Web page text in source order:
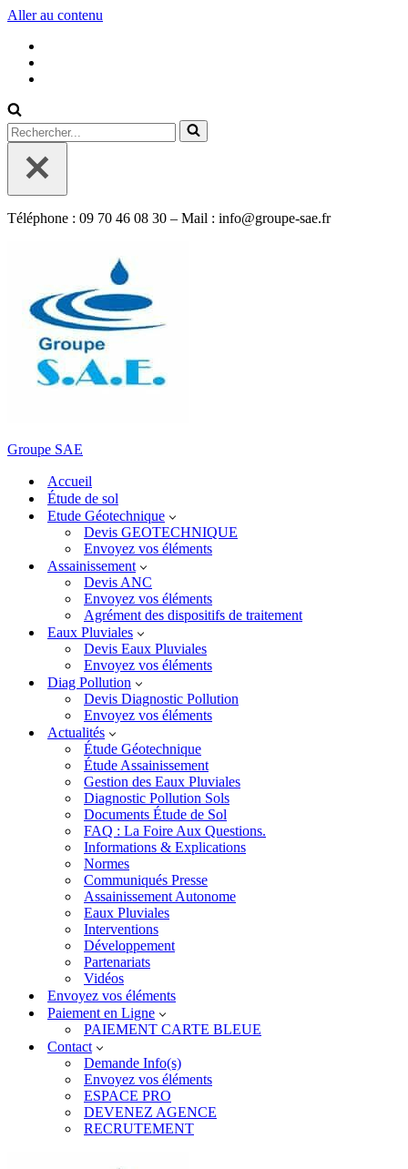
Aller au contenu
Rechercher...
Téléphone : 09 70 46 08 30 – Mail : info@groupe-sae.fr
Groupe SAE
Accueil
Étude de sol
Etude Géotechnique
Devis GEOTECHNIQUE
Envoyez vos éléments
Assainissement
Devis ANC
Envoyez vos éléments
Agrément des dispositifs de traitement
Eaux Pluviales
Devis Eaux Pluviales
Envoyez vos éléments
Diag Pollution
Devis Diagnostic Pollution
Envoyez vos éléments
Actualités
Étude Géotechnique
Étude Assainissement
Gestion des Eaux Pluviales
Diagnostic Pollution Sols
Documents Étude de Sol
FAQ : La Foire Aux Questions.
Informations & Explications
Normes
Communiqués Presse
Assainissement Autonome
Eaux Pluviales
Interventions
Développement
Partenariats
Vidéos
Envoyez vos éléments
Paiement en Ligne
PAIEMENT CARTE BLEUE
Contact
Demande Info(s)
Envoyez vos éléments
ESPACE PRO
DEVENEZ AGENCE
RECRUTEMENT